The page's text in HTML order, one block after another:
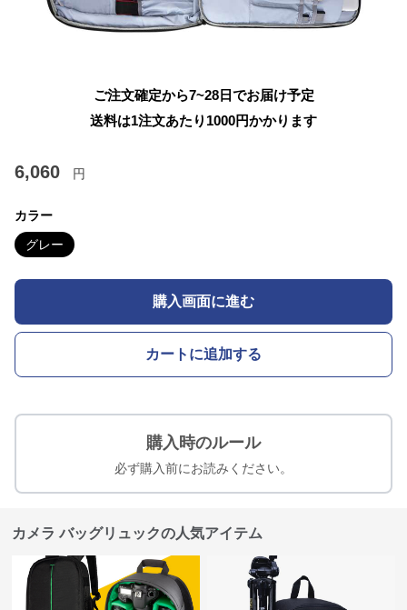
ご注文確定から7~28日でお届け予定
送料は1注文あたり 1000円かかります
6,060 円
カラー
グレー
購入画面に進む
カートに追加する
購入時のルール
必ず購入前にお読みください。
カメラ バッグリュックの人気アイテム